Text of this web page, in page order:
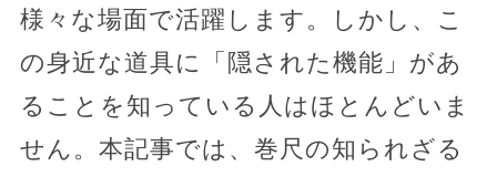
様々な場面で活躍します。しかし、こ
の身近な道具に「隠された機能」があ
ることを知っている人はほとんどいま
せん。本記事では、巻尺の知られざる